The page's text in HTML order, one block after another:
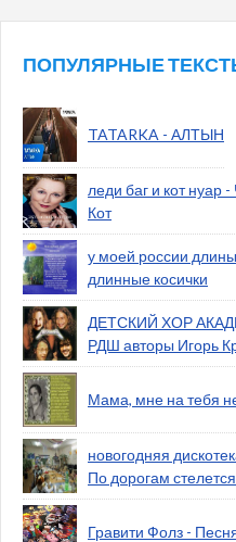
ПОПУЛЯРНЫЕ
TATARKA - АЛТЫН
леди баг и кот нуар
Кот
у моей россии
длинные косички
ДЕТСКИЙ ХОР
РДШ авторы Игорь
Мама, мне на тебя
новогодняя
По дорогам
Гравити Фолз -